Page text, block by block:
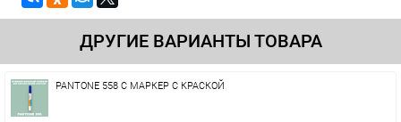
ДРУГИЕ ВАРИАНТЫ ТОВАРА
PANTONE 558 C МАРКЕР С КРАСКОЙ